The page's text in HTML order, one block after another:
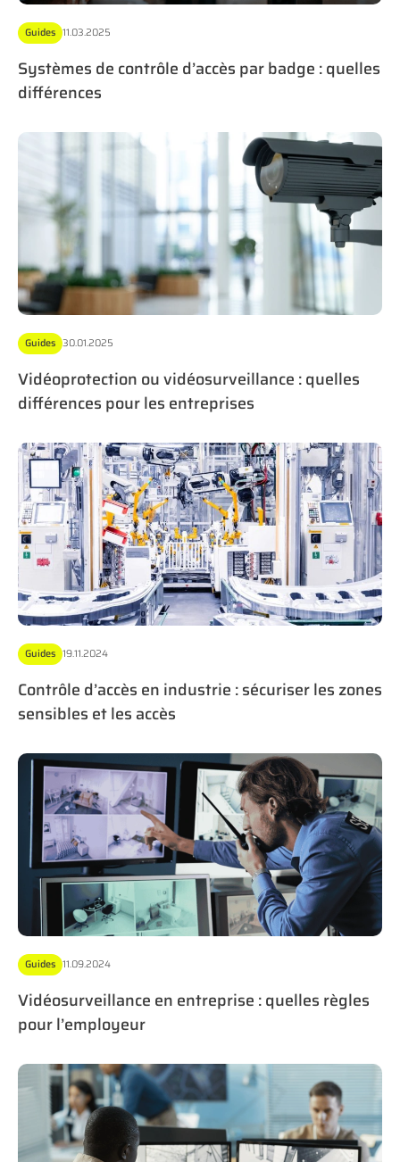
Guides 11.03.2025
Systèmes de contrôle d’accès par badge : quelles
différences
Guides 30.01.2025
Vidéoprotection ou vidéosurveillance : quelles
différences pour les entreprises
Guides 19.11.2024
Contrôle d’accès en industrie : sécuriser les zones
sensibles et les accès
Guides 11.09.2024
Vidéosurveillance en entreprise : quelles règles
pour l’employeur